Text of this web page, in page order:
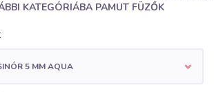
KATEGÓRIÁBA PAMUT FÜZŐK
5 MM AQUA